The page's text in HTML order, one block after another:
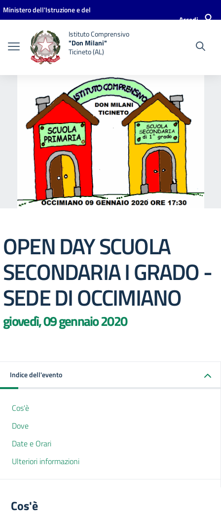
Vai ai contenuti
Vai al menu di navigazione
Vai al footer
Ministero dell'Istruzione e del
Accedi
Istituto Comprensivo
"Don Milani"
Ticineto (AL)
OPEN DAY SCUOLA
SECONDARIA I GRADO -
SEDE DI OCCIMIANO
giovedì, 09 gennaio 2020
Indice dell'evento
Cos'è
Dove
Date e Orari
Ulteriori informazioni
Cos'è